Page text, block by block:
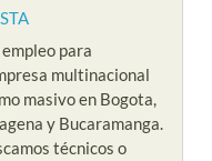
para
multinacional
masivo en Bogota,
y Bucaramanga.
técnicos o